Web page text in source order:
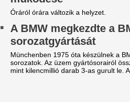
A Ferencváros már megkezdte a szezont, de a
spanyol szuperklub még csak melegít.
Mesterit húzott a Liverpool, az
éjszaka leigazolták az FC
Barcelona világsztárját
Ennek semmi előjele nem volt.
Bejelentkezett a Liverpool